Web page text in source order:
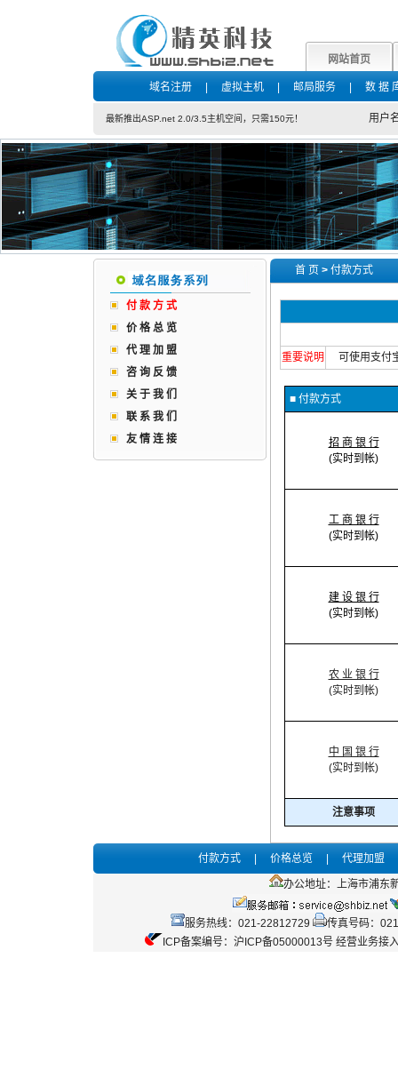
网站首页
域名注册| 虚拟主机| 邮局服务| 数 据
最新推出ASP.net 2.0/3.5主机空间，只需150元！ 用户
付 款 方 式
价 格 总 览
代 理 加 盟
咨 询 反 馈
关 于 我 们
联 系 我 们
友 情 连 接
首 页 > 付款方式
重要说明 可使用支付
■ 付款方式
招 商 银 行
(实时到帐)
工 商 银 行
(实时到帐)
建 设 银 行
(实时到帐)
农 业 银 行
(实时到帐)
中 国 银 行
(实时到帐)
注意事项
付款方式 价格总览 代理加盟
办公地址：上海市浦东
服务热线：021-22812729
传真号码：
ICP备案编号：沪ICP备05000013号 经营业务接